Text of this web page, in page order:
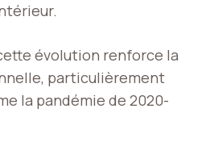
évolution renforce la
particulièrement
la pandémie de 2020-